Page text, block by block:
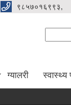
९८५७०१६९९३,
ग्यालरी स्वास्थ्य